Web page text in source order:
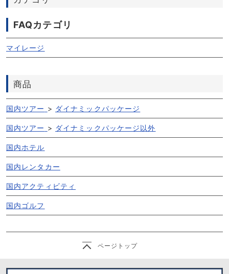
FAQカテゴリ
マイレージ
商品
国内ツアー > ダイナミックパッケージ
国内ツアー > ダイナミックパッケージ以外
国内ホテル
国内レンタカー
国内アクティビティ
国内ゴルフ
ページトップ